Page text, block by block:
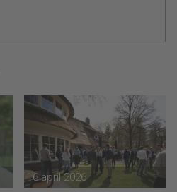
16 april 2026